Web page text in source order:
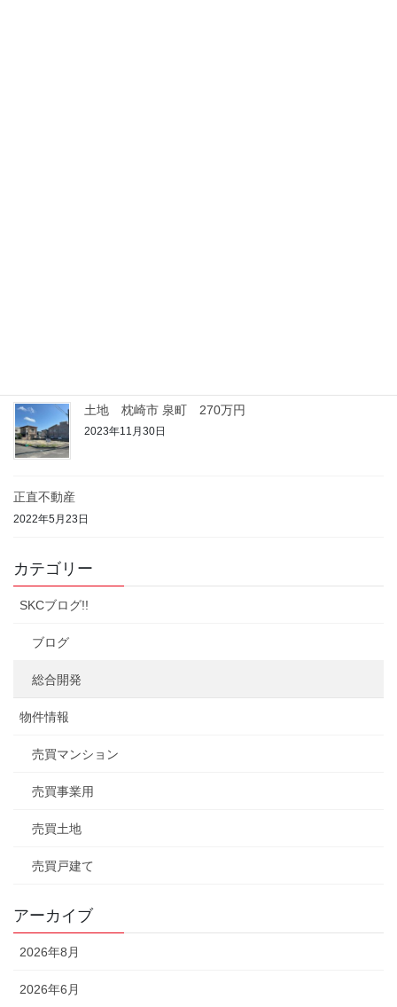
土地 枕崎市 泉町 270万円
2023年11月30日
正直不動産
2022年5月23日
カテゴリー
SKCブログ!!
ブログ
総合開発
物件情報
売買マンション
売買事業用
売買土地
売買戸建て
アーカイブ
2026年8月
2026年6月